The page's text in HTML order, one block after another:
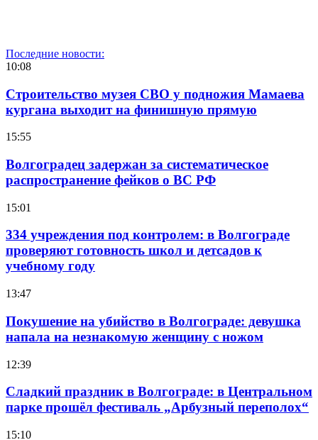
Последние новости:
10:08
Строительство музея СВО у подножия Мамаева
кургана выходит на финишную прямую
15:55
Волгоградец задержан за систематическое
распространение фейков о ВС РФ
15:01
334 учреждения под контролем: в Волгограде
проверяют готовность школ и детсадов к
учебному году
13:47
Покушение на убийство в Волгограде: девушка
напала на незнакомую женщину с ножом
12:39
Сладкий праздник в Волгограде: в Центральном
парке прошёл фестиваль „Арбузный переполох“
15:10